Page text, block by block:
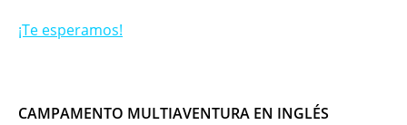
¡Te esperamos!
CAMPAMENTO MULTIAVENTURA EN INGLÉS